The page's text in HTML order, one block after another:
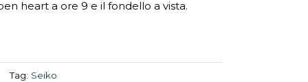
heart a ore 9 e il fondello a vista.
Tag: Seiko